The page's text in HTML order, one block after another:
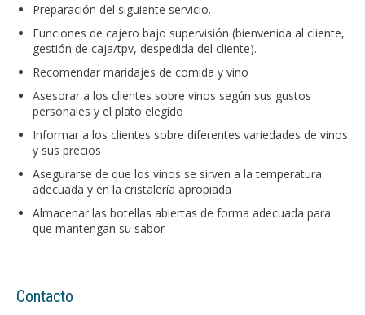
Preparación del siguiente servicio.
Funciones de cajero bajo supervisión (bienvenida al cliente,
gestión de caja/tpv, despedida del cliente).
Recomendar maridajes de comida y vino
Asesorar a los clientes sobre vinos según sus gustos
personales y el plato elegido
Informar a los clientes sobre diferentes variedades de vinos
y sus precios
Asegurarse de que los vinos se sirven a la temperatura
adecuada y en la cristalería apropiada
Almacenar las botellas abiertas de forma adecuada para
que mantengan su sabor
Contacto